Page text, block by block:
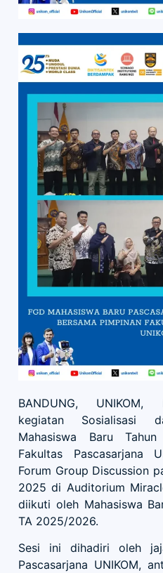
BANDUNG, UNIKOM,
kegiatan Sosialisasi
Mahasiswa Baru
Fakultas Pascasarjana
Forum Group Discussion
2025 di Auditorium
diikuti oleh Mahasiswa
TA 2025/2026.
Sesi ini dihadiri oleh
Pascasarjana UNIKOM,